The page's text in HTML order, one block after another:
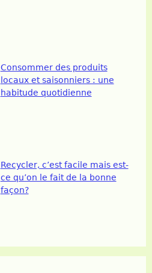
Consommer des produits
locaux et saisonniers : une
habitude quotidienne
Recycler, c’est facile mais est-
ce qu’on le fait de la bonne
façon?